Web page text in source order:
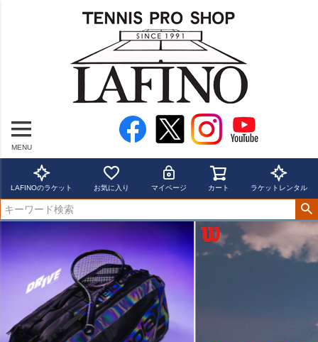
MENU
LAFINOのラケット お気に入り マイページ カート ラケットレンタル